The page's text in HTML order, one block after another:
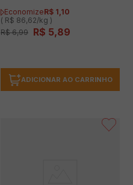
EconomizeR$ 1,10
( R$ 86,62/kg )
R$ 6,99 R$ 5,89
ADICIONAR AO CARRINHO